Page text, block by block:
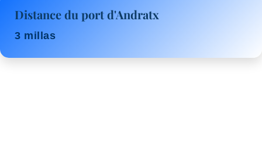
Distance du port d'Andratx
3 millas